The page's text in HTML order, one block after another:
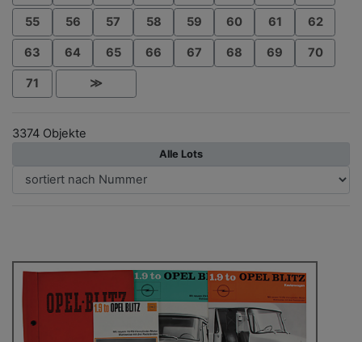
55 56 57 58 59 60 61 62
63 64 65 66 67 68 69 70
71 ≫
3374 Objekte
Alle Lots